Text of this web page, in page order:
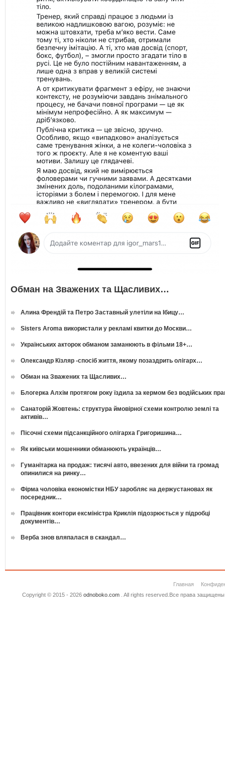
Обман на Зважених та Щасливих…
Алина Френдій та Петро Заставный улетіли на Ібицу…
Sisters Aroma використали у рекламі квитки до Москви…
Українських акторок обманом заманюють в фільми 18+…
Олександр Кізляр -спосіб життя, якому позаздрить олігарх…
Обман на Зважених та Щасливих…
Блогерка Алхім протягом року їздила за кермом без водійських
Санаторій Жовтень: структура ймовірної схеми контролю землі та
активів…
Пісочні схеми підсанкційного олігарха Григоришина…
Як київськи мошенники обманюють українців…
Гуманітарка на продаж: тисячі авто, ввезених для війни та громад
опинилися на ринку…
Фірма чоловіка економістки НБУ заробляє на держустановах як
посередник…
Працівник контори ексміністра Криклія підозрюється у підробці
документів…
Верба знов вляпалася в скандал…
Главная
Copyright © 2015 - 2026 odnoboko.com. All rights reserved.Все права защищены.